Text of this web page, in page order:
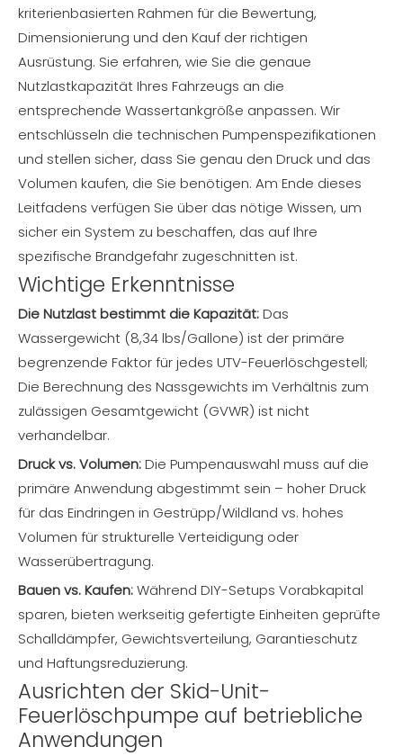
kriterienbasierten Rahmen für die Bewertung,
Dimensionierung und den Kauf der richtigen
Ausrüstung. Sie erfahren, wie Sie die genaue
Nutzlastkapazität Ihres Fahrzeugs an die
entsprechende Wassertankgröße anpassen. Wir
entschlüsseln die technischen Pumpenspezifikationen
und stellen sicher, dass Sie genau den Druck und das
Volumen kaufen, die Sie benötigen. Am Ende dieses
Leitfadens verfügen Sie über das nötige Wissen, um
sicher ein System zu beschaffen, das auf Ihre
spezifische Brandgefahr zugeschnitten ist.
Wichtige Erkenntnisse
Die Nutzlast bestimmt die Kapazität:Das
Wassergewicht (8,34 lbs/Gallone) ist der primäre
begrenzende Faktor für jedes UTV-Feuerlöschgestell;
Die Berechnung des Nassgewichts im Verhältnis zum
zulässigen Gesamtgewicht (GVWR) ist nicht
verhandelbar.
Druck vs. Volumen:Die Pumpenauswahl muss auf die
primäre Anwendung abgestimmt sein – hoher Druck
für das Eindringen in Gestrüpp/Wildland vs. hohes
Volumen für strukturelle Verteidigung oder
Wasserübertragung.
Bauen vs. Kaufen:Während DIY-Setups Vorabkapital
sparen, bieten werkseitig gefertigte Einheiten geprüfte
Schalldämpfer, Gewichtsverteilung, Garantieschutz
und Haftungsreduzierung.
Ausrichten der Skid-Unit-
Feuerlöschpumpe auf betriebliche
Anwendungen